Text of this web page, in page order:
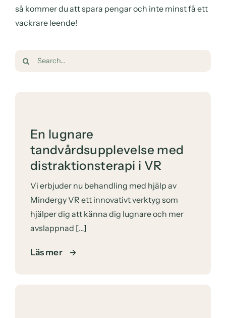
så kommer du att spara pengar och inte minst få ett
vackrare leende!
Sök
En lugnare
tandvårdsupplevelse med
distraktionsterapi i VR
Vi erbjuder nu behandling med hjälp av
Mindergy VR ett innovativt verktyg som
hjälper dig att känna dig lugnare och mer
avslappnad […]
Läs mer